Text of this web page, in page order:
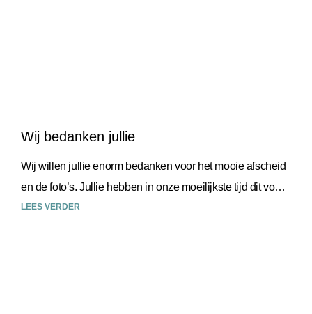
Wij bedanken jullie
Wij willen jullie enorm bedanken voor het mooie afscheid
en de foto’s. Jullie hebben in onze moeilijkste tijd dit voor
ons uit handen genomen wat
LEES VERDER